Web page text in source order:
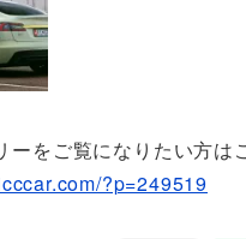
ーをご覧になりたい方は
?p=249519